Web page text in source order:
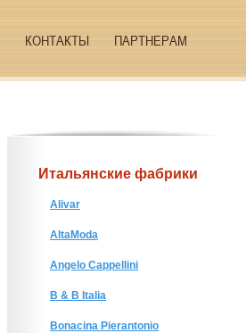
КОНТАКТЫ ПАРТНЕРАМ
Итальянские фабрики
Alivar
AltaModa
Angelo Cappellini
B & B Italia
Bonacina Pierantonio